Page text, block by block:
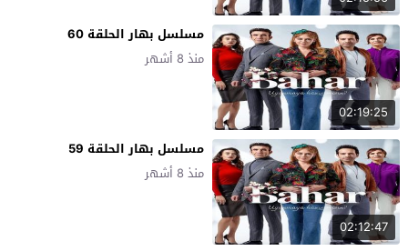
02:19:25
مسلسل بهار الحلقة 60
منذ 8 أشهر
02:12:47
مسلسل بهار الحلقة 59
منذ 8 أشهر